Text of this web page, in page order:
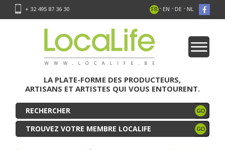
+ 32 495 87 36 30 FR - EN - DE - NL
LA PLATE-FORME DES PRODUCTEURS,
ARTISANS ET ARTISTES QUI VOUS ENTOURENT.
TROUVEZ VOTRE MEMBRE LOCALIFE